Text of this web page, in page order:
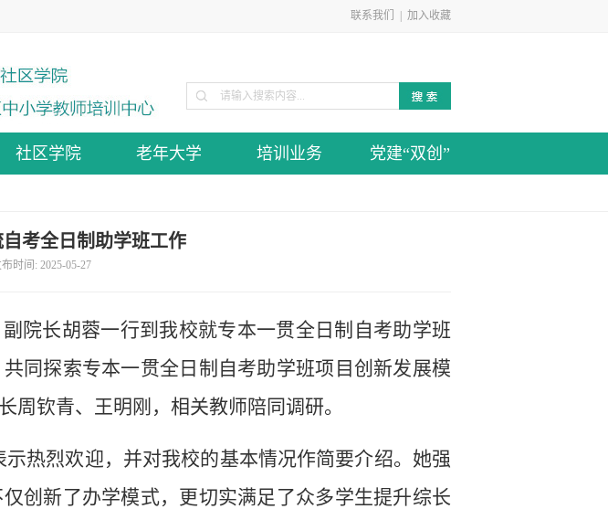
联系我们 加入收藏
社区学院 老年大学 培训业务 党建“双创”
考全日制助学班工作
间: 2025-05-27
院长胡蓉一行到我校就专本一贯全日制自考助学班
同探索专本一贯全日制自考助学班项目创新发展模
钦青、王明刚，相关教师陪同调研。
热烈欢迎，并对我校的基本情况作简要介绍。她强
创新了办学模式，更切实满足了众多学生提升综长